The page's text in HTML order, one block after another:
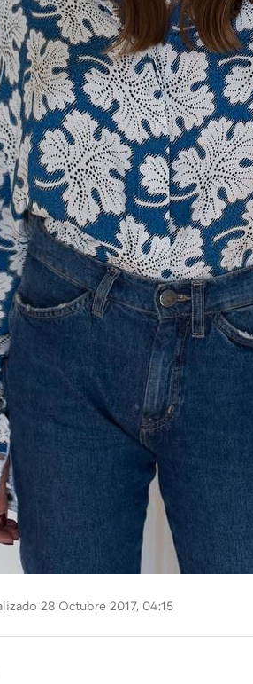
28 Octubre 2017, 04:15